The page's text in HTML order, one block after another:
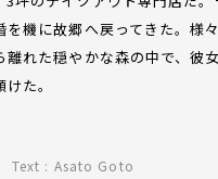
を機に故郷へ戻ってきた。様
離れた穏やかな森の中で、彼
た。
Text : Asato Goto